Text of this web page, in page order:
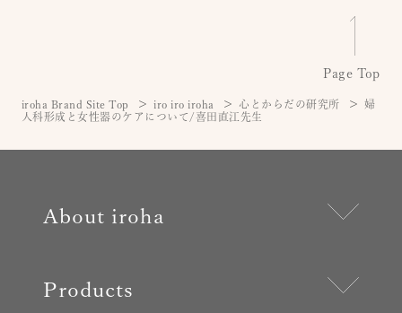
Page Top
iroha Brand Site Top iro iro iroha 心とからだの研究所
婦
人科形成と女性器のケアについて/喜田直江先生
About iroha
Products